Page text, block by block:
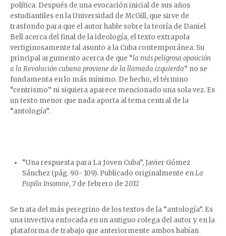
política. Después de una evocación inicial de sus años
estudiantiles en la Universidad de McGill, que sirve de
trasfondo para que el autor hable sobre la teoría de Daniel
Bell acerca del final de la ideología, el texto extrapola
vertiginosamente tal asunto a la Cuba contemporánea. Su
principal argumento acerca de que “la más peligrosa oposición
a la Revolución cubana proviene de la llamada izquierda” no se
fundamenta en lo más mínimo. De hecho, el término
“centrismo” ni siquiera aparece mencionado una sola vez. Es
un texto menor que nada aporta al tema central de la
“antología”.
“Una respuesta para La Joven Cuba”, Javier Gómez
Sánchez (pág. 90- 109). Publicado originalmente enLa
Pupila Insomne, 7 de febrero de 2017.
Se trata del más peregrino de los textos de la “antología”. Es
una invectiva enfocada en un antiguo colega del autor y en la
plataforma de trabajo que anteriormente ambos habían